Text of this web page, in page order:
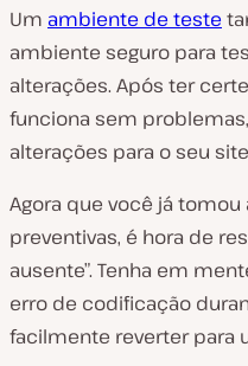
Um ambiente de teste
ambiente seguro para
alterações. Após ter
funciona sem
alterações para o seu
Agora que você já
preventivas, é hora de
ausente”. Tenha em
erro de codificação
facilmente reverter para